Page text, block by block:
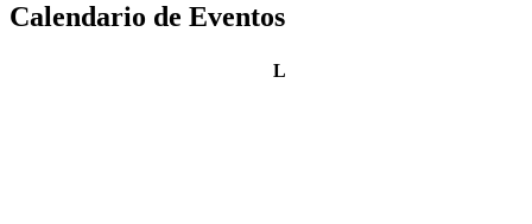
Calendario de Eventos
Llunes